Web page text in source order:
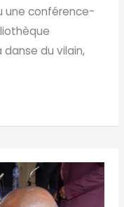
une conférence-
danse du vilain,